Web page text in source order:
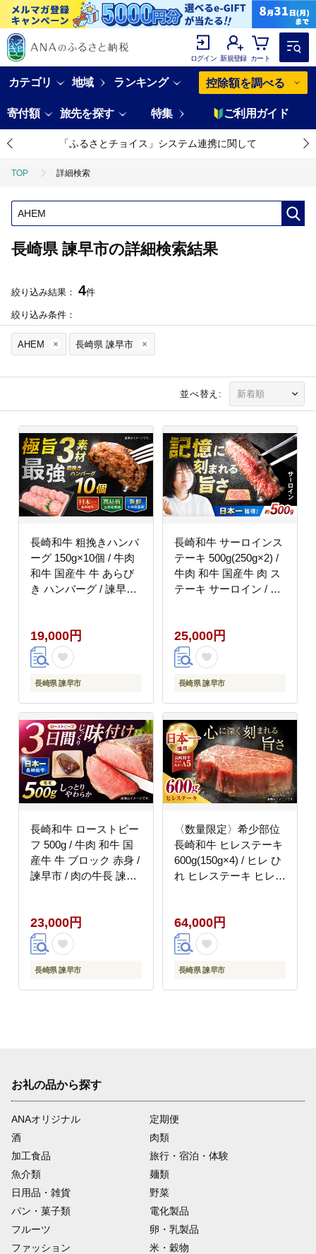
ログイン 新規登録 カート
カテゴリ 地域 ランキング 控除額を調べる
寄付額 旅先を探す 特集 ご利用ガイド
「ふるさとチョイス」システム連携に関して
TOP 詳細検索
長崎県 諫早市の詳細検索結果
絞り込み結果： 4件
絞り込み条件：
AHEM 長崎県 諫早市
並べ替え:
長崎和牛 粗挽きハンバ
ーグ 150g×10個 / 牛肉
和牛 国産牛 牛 あらび
き ハンバーグ / 諫早市
19,000円
長崎県 諫早市
長崎和牛 サーロインス
テーキ 500g(250g×2) /
牛肉 和牛 国産牛 肉 ス
テーキ サーロイン / 諫
25,000円
長崎県 諫早市
長崎和牛 ローストビー
フ 500g / 牛肉 和牛 国
産牛 牛 ブロック 赤身 /
諫早市 / 肉の牛長 諫早
23,000円
長崎県 諫早市
〈数量限定〉希少部位
長崎和牛 ヒレステーキ
600g(150g×4) / ヒレ ひ
れ ヒレステーキ ヒレ肉
和牛 4枚 / 諫早市 / 肉の
牛長 諫早店
[AHEM004]
64,000円
長崎県 諫早市
お礼の品から探す
ANAオリジナル
定期便
酒
肉類
加工食品
旅行・宿泊・体験
魚介類
麺類
日用品・雑貨
野菜
パン・菓子類
電化製品
フルーツ
卵・乳製品
ファッション
米・穀物